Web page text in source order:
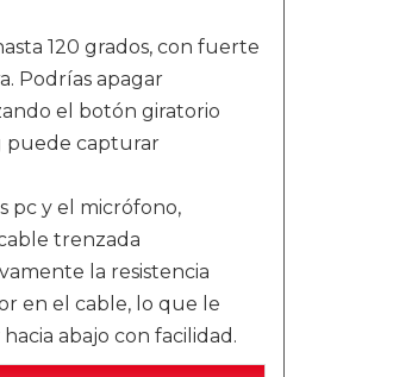
120 grados, con fuerte
Podrías apagar
el botón giratorio
puede capturar
pc y el micrófono,
trenzada
la resistencia
en el cable, lo que le
abajo con facilidad.